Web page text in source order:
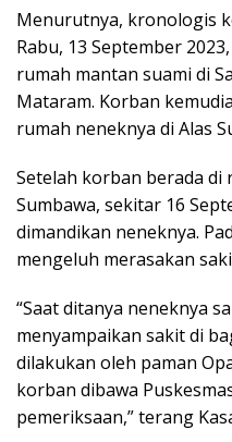
Menurutnya, kronologis
Rabu, 13 September
rumah mantan suami di
Mataram. Korban
rumah neneknya di Alas
Setelah korban berada di
Sumbawa, sekitar 16
dimandikan neneknya.
mengeluh merasakan
“Saat ditanya neneknya
menyampaikan sakit di
dilakukan oleh paman
korban dibawa
pemeriksaan,” terang